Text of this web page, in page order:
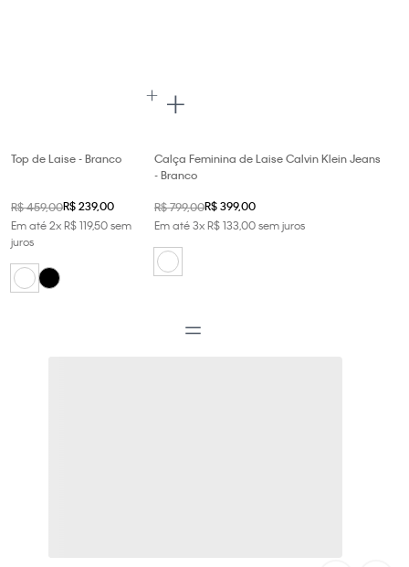
Top de Laise - Branco
R$459,00R$239,00
Em até2xR$119,50sem
juros
Calça Feminina de Laise Calvin Klein Jeans
- Branco
R$799,00R$399,00
Em até3xR$133,00sem juros